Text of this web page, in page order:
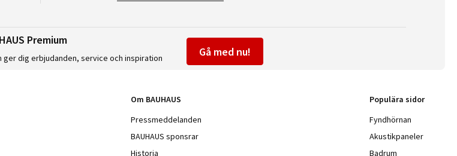
Premium
ger dig erbjudanden, service och inspiration Gå med nu!
Om BAUHAUS
Pressmeddelanden
BAUHAUS sponsrar
Historia
Populära sidor
Fyndhörnan
Akustikpaneler
Badrum